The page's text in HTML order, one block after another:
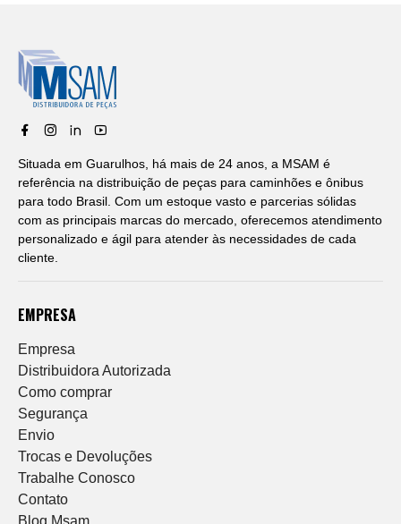
Situada em Guarulhos, há mais de 24 anos, a MSAM é
referência na distribuição de peças para caminhões e ônibus
para todo Brasil. Com um estoque vasto e parcerias sólidas
com as principais marcas do mercado, oferecemos atendimento
personalizado e ágil para atender às necessidades de cada
cliente.
EMPRESA
Empresa
Distribuidora Autorizada
Como comprar
Segurança
Envio
Trocas e Devoluções
Trabalhe Conosco
Contato